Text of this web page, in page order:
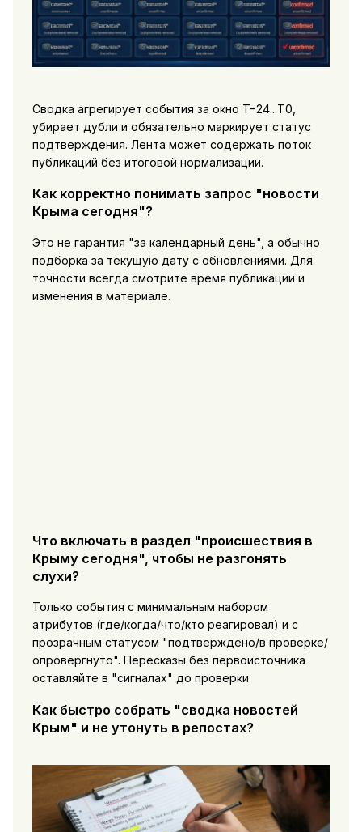
Сводка агрегирует события за окно T−24...T0,
убирает дубли и обязательно маркирует статус
подтверждения. Лента может содержать поток
публикаций без итоговой нормализации.
Как корректно понимать запрос "новости
Крыма сегодня"?
Это не гарантия "за календарный день", а обычно
подборка за текущую дату с обновлениями. Для
точности всегда смотрите время публикации и
изменения в материале.
Что включать в раздел "происшествия в
Крыму сегодня", чтобы не разгонять
слухи?
Только события с минимальным набором
атрибутов (где/когда/что/кто реагировал) и с
прозрачным статусом "подтверждено/в проверке/
опровергнуто". Пересказы без первоисточника
оставляйте в "сигналах" до проверки.
Как быстро собрать "сводка новостей
Крым" и не утонуть в репостах?